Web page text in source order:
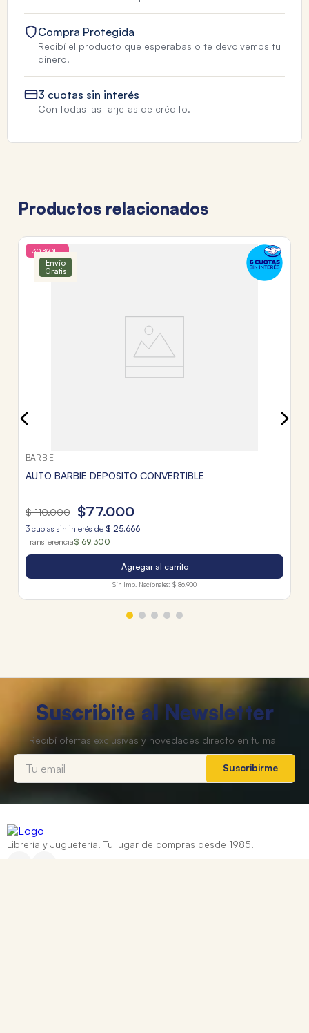
Compra Protegida
Recibí el producto que esperabas o te devolvemos tu
dinero.
3 cuotas sin interés
Con todas las tarjetas de crédito.
Productos relacionados
30 %OFF
Envío
Gratis
BARBIE
AUTO BARBIE DEPOSITO CONVERTIBLE
$ 110.000 $77.000
3 cuotas sin interés de $ 25.666
Transferencia$ 69.300
Agregar al carrito
Sin Imp. Nacionales: $ 86.900
Suscribite al Newsletter
Suscribirme
Librería y Juguetería. Tu lugar de compras desde 1985.